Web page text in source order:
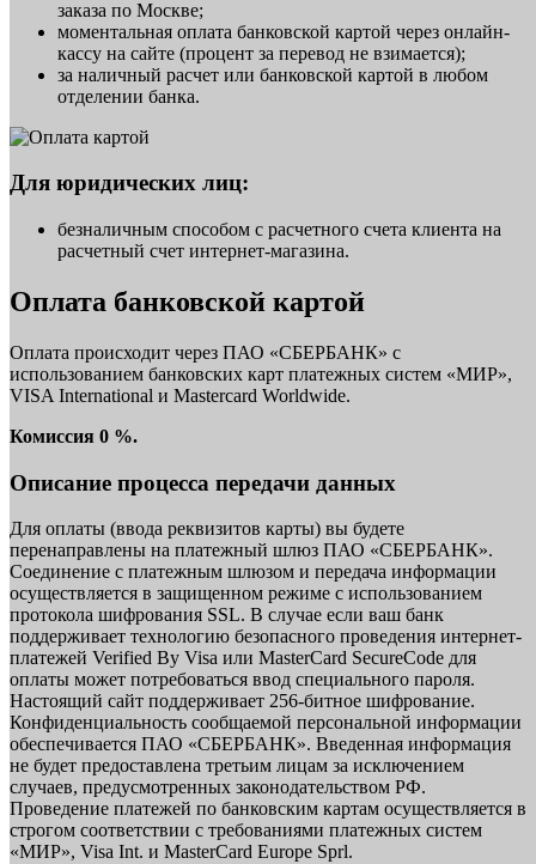
заказа по Москве;
моментальная оплата банковской картой через онлайн-
кассу на сайте (процент за перевод не взимается);
за наличный расчет или банковской картой в любом
отделении банка.
Для юридических лиц:
безналичным способом с расчетного счета клиента на
расчетный счет интернет-магазина.
Оплата банковской картой
Оплата происходит через ПАО «СБЕРБАНК» с
использованием банковских карт платежных систем «МИР»,
VISA International и Mastercard Worldwide.
Комиссия 0 %.
Описание процесса передачи данных
Для оплаты (ввода реквизитов карты) вы будете
перенаправлены на платежный шлюз ПАО «СБЕРБАНК».
Соединение с платежным шлюзом и передача информации
осуществляется в защищенном режиме с использованием
протокола шифрования SSL. В случае если ваш банк
поддерживает технологию безопасного проведения интернет-
платежей Verified By Visa или MasterCard SecureCode для
оплаты может потребоваться ввод специального пароля.
Настоящий сайт поддерживает 256-битное шифрование.
Конфиденциальность сообщаемой персональной информации
обеспечивается ПАО «СБЕРБАНК». Введенная информация
не будет предоставлена третьим лицам за исключением
случаев, предусмотренных законодательством РФ.
Проведение платежей по банковским картам осуществляется в
строгом соответствии с требованиями платежных систем
«МИР», Visa Int. и MasterCard Europe Sprl.